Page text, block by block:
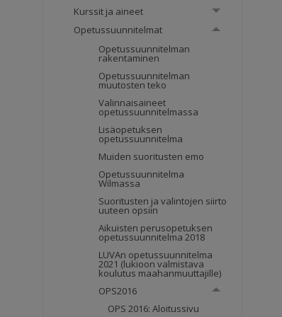
Kurssit ja aineet
Opetussuunnitelmat
Opetussuunnitelman
rakentaminen
Opetussuunnitelman
muutosten teko
Valinnaisaineet
opetussuunnitelmassa
Lisäopetuksen
opetussuunnitelma
Muiden suoritusten emo
Opetussuunnitelma
Wilmassa
Suoritusten ja valintojen siirto
uuteen opsiin
Aikuisten perusopetuksen
opetussuunnitelma 2018
LUVAn opetussuunnitelma
2021 (lukioon valmistava
koulutus maahanmuuttajille)
OPS2016
OPS 2016: Aloitussivu